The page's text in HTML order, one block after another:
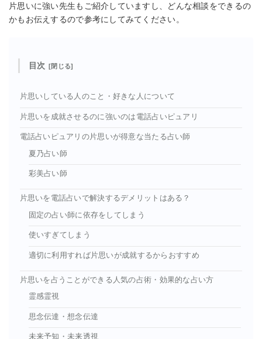
片思いに強い先生もご紹介していますし、どんな相談をできるの
かもお伝えするので参考にしてみてください。
目次
片思いしている人のこと・好きな人について
片思いを成就させるのに強いのは電話占いピュアリ
電話占いピュアリの片思いが得意な当たる占い師
夏乃占い師
彩美占い師
片思いを電話占いで解決するデメリットはある？
固定の占い師に依存をしてしまう
使いすぎてしまう
適切に利用すれば片思いが成就するからおすすめ
片思いを占うことができる人気の占術・効果的な占い方
霊感霊視
思念伝達・想念伝達
未来予知・未来透視